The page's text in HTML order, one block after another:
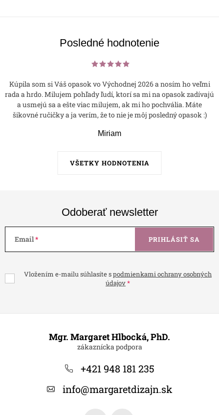
Posledné hodnotenie
VŠETKY HODNOTENIA
Kúpila som si Váš opasok vo Východnej 2026 a nosím ho veľmi
rada a hrdo. Milujem pohľady ľudí, ktorí sa mi na opasok zadívajú
a usmejú sa a ešte viac milujem, ak mi ho pochvália. Máte
šikovné ručičky a ja verím, že to nie je môj posledný opasok :)
Miriam
Odoberať newsletter
Email
Vložením e-mailu súhlasíte spodmienkami ochrany osobných
údajov
PRIHLÁSIŤ SA
Mgr. Margaret Hlbocká, PhD.
+421 948 181 235
info@margaretdizajn.sk